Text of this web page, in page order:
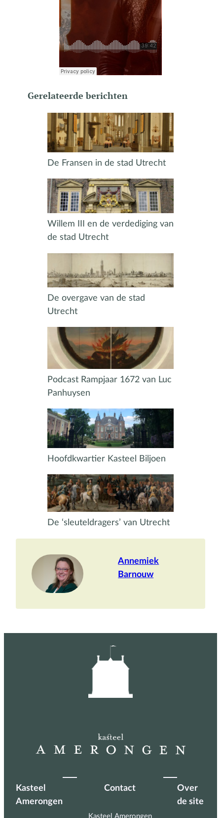
Gerelateerde berichten
De Fransen in de stad Utrecht
Willem III en de verdediging van
de stad Utrecht
De overgave van de stad
Utrecht
Podcast Rampjaar 1672 van Luc
Panhuysen
Hoofdkwartier Kasteel Biljoen
De ‘sleuteldragers’ van Utrecht
Annemiek
Barnouw
Kasteel
Amerongen
Contact
Kasteel Amerongen
Over
de site